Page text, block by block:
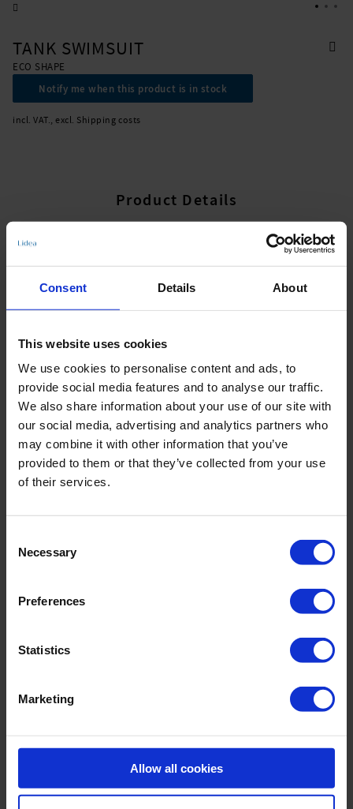
Consent Details About
This website uses cookies
We use cookies to personalise content and ads, to
provide social media features and to analyse our traffic.
We also share information about your use of our site with
our social media, advertising and analytics partners who
may combine it with other information that you’ve
provided to them or that they’ve collected from your use
of their services.
Selection
Necessary
Preferences
Statistics
Marketing
Allow all cookies
TANK SWIMSUIT
ECO SHAPE
Notify me when this product is in stock
incl. VAT., excl. Shipping costs
Product Details
LIDEA ECO SHAPE setzt den Nachhaltigkeitsgedanken ganzheitlich bei
recyceltes Nylon zum Einsatz, das vollständig aus Pre-Consumer-
Oberstoff und Nähgarn sind ebenso wie Pflegeetikett und Logo aus
recyclingfähig, die Verpackung komplett biologisch abbaubar. Das
Signet „Designed & manufactured in Europe“ steht für einen
ökologischen Fußabdruck, dem eine Wertschöpfungskette mit kurzen
Wegen zugrunde liegt. Badeanzug in Tank-Form, der in seiner Klarheit
überzeugt und durch Material wie Schnitt für optimalen Sitz sorgt.
Medium Support Level. 59% Polyamid, 41% Elastan, Polyamid zu 100%
recycelt.
Material: